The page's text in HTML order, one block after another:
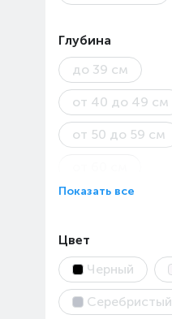
Глубина
до 39 см
от 40 до 49 см
от 50 до 59 см
Показать все
Цвет
Черный
Серебристый